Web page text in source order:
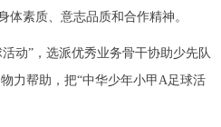
体素质、意志品质和合作精神。
动”，选派优秀业务骨干协助少先队
力帮助，把“中华少年小甲A足球活